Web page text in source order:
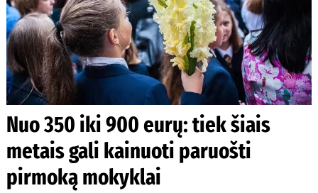
Nuo 350 iki 900 eurų: tiek šiais
metais gali kainuoti paruošti
pirmoką mokyklai